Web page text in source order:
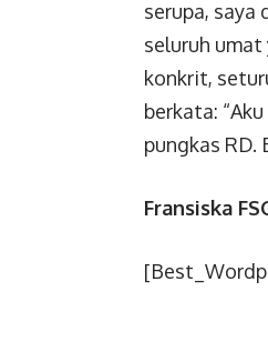
serupa, saya
seluruh umat
konkrit,
berkata:
pungkas RD.
Fransiska